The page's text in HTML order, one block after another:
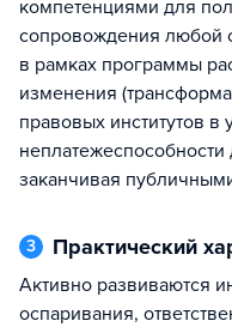
компетенциями для
сопровождения любой
в рамках программы
изменения
правовых институтов в
заканчивая
3 Практический
Активно развиваются институты конкурсного
оспаривания,